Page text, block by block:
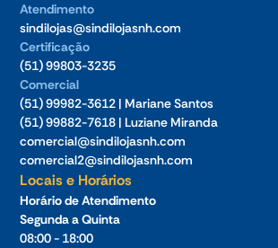
Atendimento
sindilojas@sindilojasnh.com
Certificação
(51) 99803-3235
Comercial
(51) 99982-3612 | Mariane Santos
(51) 99882-7618 | Luziane Miranda
comercial@sindilojasnh.com
comercial2@sindilojasnh.com
Locais e Horários
Horário de Atendimento
Segunda a Quinta
08:00 - 18:00